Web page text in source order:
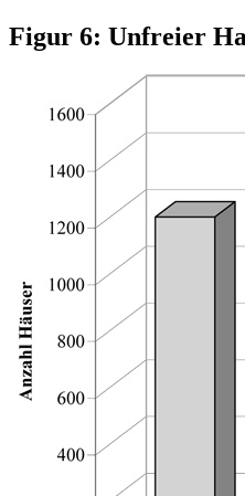
Figur 6: Unfreier